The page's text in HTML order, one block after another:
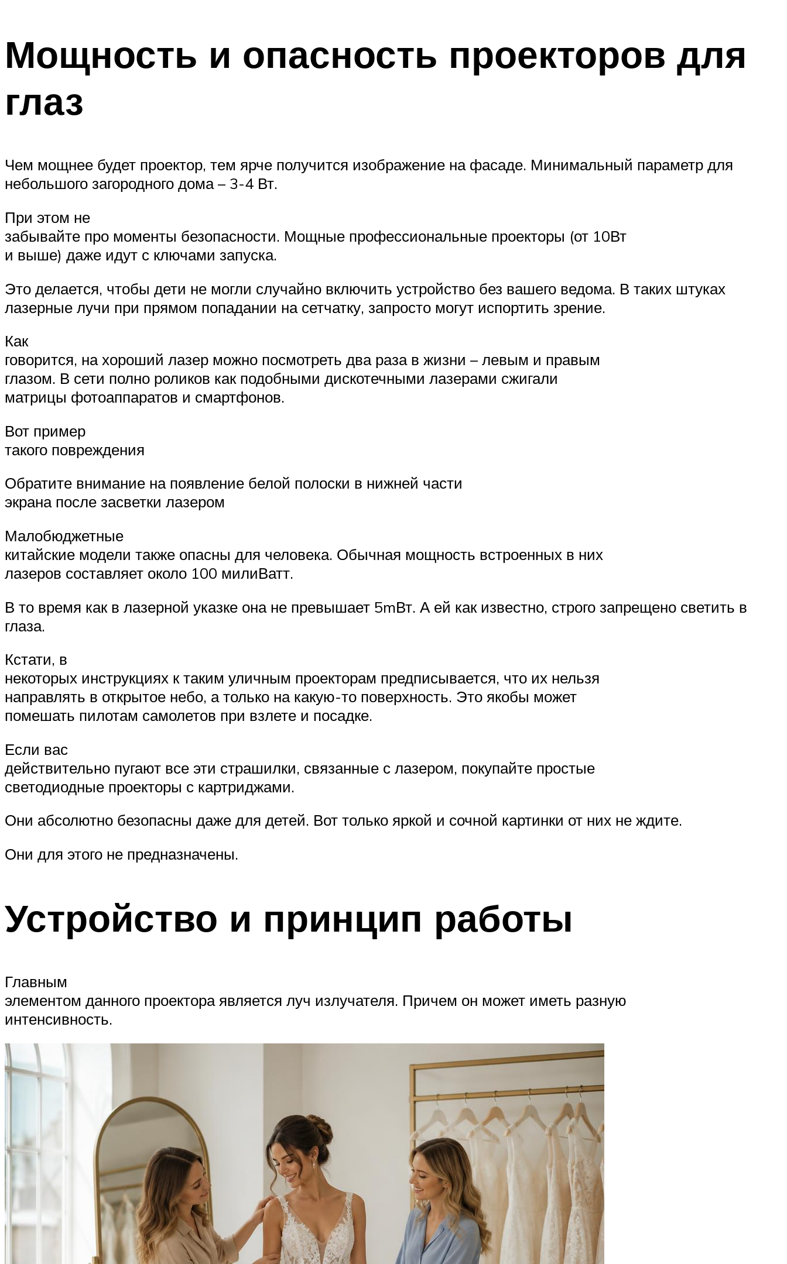
Мощность и опасность проекторов для
глаз
Чем мощнее будет проектор, тем ярче получится изображение на фасаде. Минимальный параметр для
небольшого загородного дома – 3-4 Вт.
При этом не
забывайте про моменты безопасности. Мощные профессиональные проекторы (от 10Вт
и выше) даже идут с ключами запуска.
Это делается, чтобы дети не могли случайно включить устройство без вашего ведома. В таких штуках
лазерные лучи при прямом попадании на сетчатку, запросто могут испортить зрение.
Как
говорится, на хороший лазер можно посмотреть два раза в жизни – левым и правым
глазом. В сети полно роликов как подобными дискотечными лазерами сжигали
матрицы фотоаппаратов и смартфонов.
Вот пример
такого повреждения
Обратите внимание на появление белой полоски в нижней части
экрана после засветки лазером
Малобюджетные
китайские модели также опасны для человека. Обычная мощность встроенных в них
лазеров составляет около 100 милиВатт.
В то время как в лазерной указке она не превышает 5mВт. А ей как известно, строго запрещено светить в
глаза.
Кстати, в
некоторых инструкциях к таким уличным проекторам предписывается, что их нельзя
направлять в открытое небо, а только на какую-то поверхность. Это якобы может
помешать пилотам самолетов при взлете и посадке.
Если вас
действительно пугают все эти страшилки, связанные с лазером, покупайте простые
светодиодные проекторы с картриджами.
Они абсолютно безопасны даже для детей. Вот только яркой и сочной картинки от них не ждите.
Они для этого не предназначены.
Устройство и принцип работы
Главным
элементом данного проектора является луч излучателя. Причем он может иметь разную
интенсивность.